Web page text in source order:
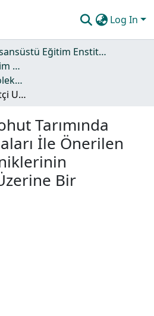
Log In
Lisansüstü Eğitim Enstitüsü
Tarla Bitkileri Ana Bilim Dalı
Yüksek Lisans Tez Koleksiyonu
Nohut Tarımında Çiftçi Uygulamaları İle Önerilen Yetiştirme Tekniklerinin Kıyaslanması Üzerine Bir Araştırma
Tarımında
İle Önerilen
Bir